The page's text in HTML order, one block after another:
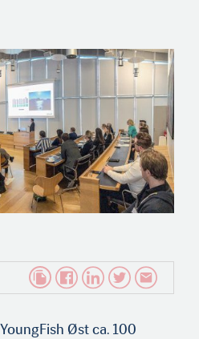
Øst ca. 100